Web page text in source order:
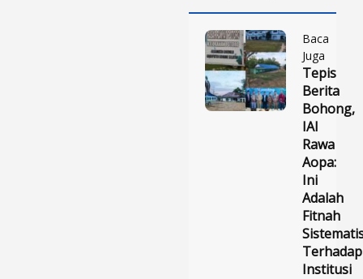
Baca
Juga
Tepis
Berita
Bohong,
IAI
Rawa
Aopa:
Ini
Adalah
Fitnah
Terhadap
Institusi